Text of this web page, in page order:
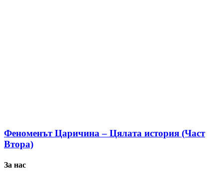
Феноменът Царичина – Цялата история (Част
Втора)
За нас